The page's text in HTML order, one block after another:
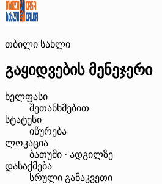
თბილი სახლი
გაყიდვების მენეჯერი
ხელფასი
შეთანხმებით
სტატუსი
იწურება
ლოკაცია
ბათუმი · ადგილზე
დასაქმება
სრული განაკვეთი